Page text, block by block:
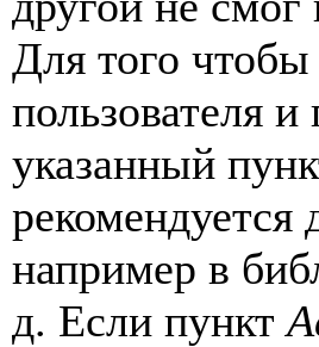
Для того
пользователя
указанный
рекомендуется
например в
д. Если пункт